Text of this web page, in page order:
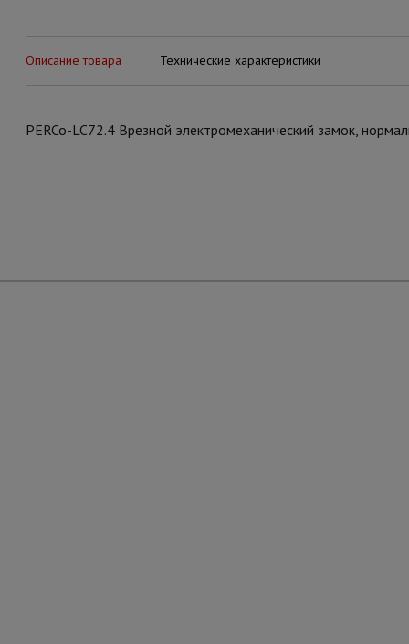
Описание товара Технические характеристики
PERCo-LC72.4 Врезной электромеханический замок,